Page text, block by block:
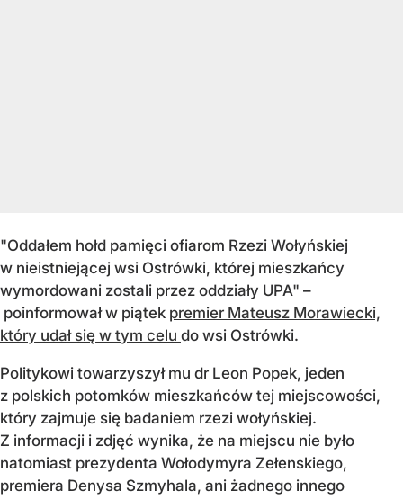
"Oddałem hołd pamięci ofiarom Rzezi Wołyńskiej
w nieistniejącej wsi Ostrówki, której mieszkańcy
wymordowani zostali przez oddziały UPA" –
poinformował w piątek premier Mateusz Morawiecki,
który udał się w tym celu do wsi Ostrówki.
Politykowi towarzyszył mu dr Leon Popek, jeden
z polskich potomków mieszkańców tej miejscowości,
który zajmuje się badaniem rzezi wołyńskiej.
Z informacji i zdjęć wynika, że na miejscu nie było
natomiast prezydenta Wołodymyra Zełenskiego,
premiera Denysa Szmyhala, ani żadnego innego